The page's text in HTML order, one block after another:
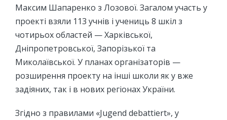
Максим Шапаренко з Лозової. Загалом участь у
проекті взяли 113 учнів і учениць 8 шкіл з
чотирьох областей — Харківської,
Дніпропетровської, Запорізької та
Миколаївської. У планах організаторів —
розширення проекту на інші школи як у вже
задіяних, так і в нових регіонах України.
Згідно з правилами «Jugend debattiert», у